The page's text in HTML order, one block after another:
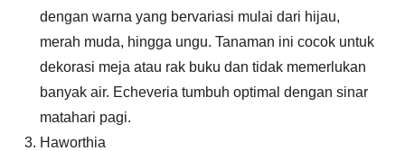
dengan warna yang bervariasi mulai dari hijau,
merah muda, hingga ungu. Tanaman ini cocok untuk
dekorasi meja atau rak buku dan tidak memerlukan
banyak air. Echeveria tumbuh optimal dengan sinar
matahari pagi.
Haworthia